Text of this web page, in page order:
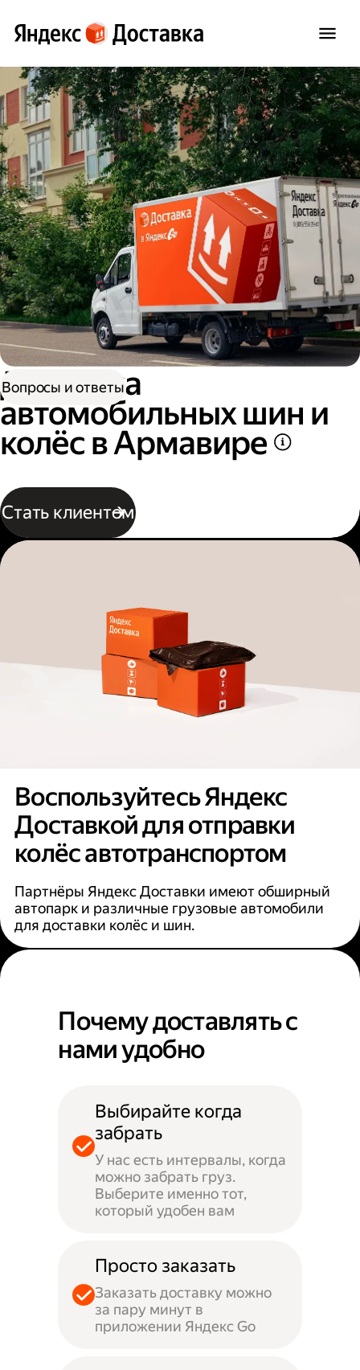
Доставка
автомобильных шин и
колёс в Армавире
Стать клиентом
Вопросы и ответы
Воспользуйтесь Яндекс
Доставкой для отправки
колёс автотранспортом
Партнёры Яндекс Доставки имеют обширный
автопарк и различные грузовые автомобили
для доставки колёс и шин.
Почему доставлять с
нами удобно
Выбирайте когда
забрать
У нас есть интервалы, когда
можно забрать груз.
Выберите именно тот,
который удобен вам
Просто заказать
Заказать доставку можно
за пару минут в
приложении Яндекс Go